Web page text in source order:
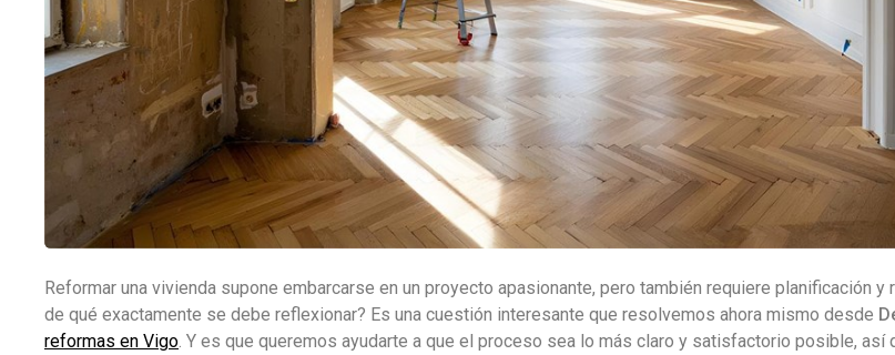
Reformar una vivienda supone embarcarse en un proyecto apasionante, pero también requiere planificación y
de qué exactamente se debe reflexionar? Es una cuestión interesante que resolvemos ahora mismo desde
reformas en Vigo. Y es que queremos ayudarte a que el proceso sea lo más claro y satisfactorio posible, así